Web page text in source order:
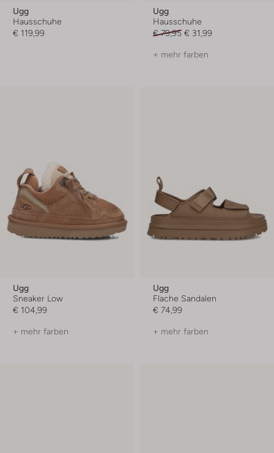
Ugg
Hausschuhe
€ 119,99
Ugg
Hausschuhe
€ 79,95 € 31,99
+ mehr farben
Ugg
Sneaker Low
€ 104,99
+ mehr farben
Ugg
Flache Sandalen
€ 74,99
+ mehr farben